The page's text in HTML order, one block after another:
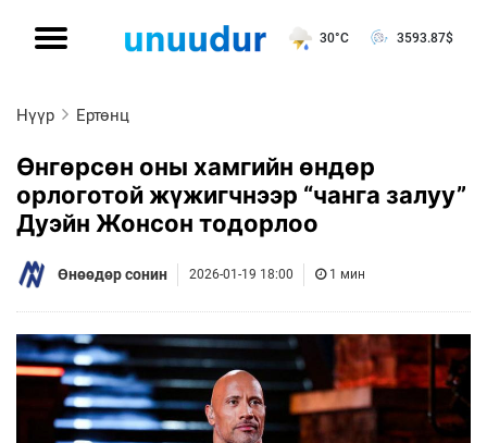
30°C 3593.87$
Нүүр Ертөнц
Өнгөрсөн оны хамгийн өндөр
орлоготой жүжигчнээр “чанга залуу”
Дуэйн Жонсон тодорлоо
Өнөөдөр сонин 2026-01-19 18:00 1 мин